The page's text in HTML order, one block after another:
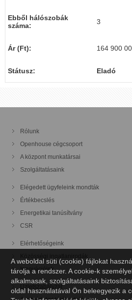
A weboldal süti (cookie) fájlokat
tárolja a rendszer. A cookie-k
alkalmasak, szolgáltatásaink
oldal használatával Ön beleegyezik a
Ebből hálószobák
száma:
3
Ár (Ft): 164 900
Státusz: Eladó
Rólunk
Openhouse cégcsoport
A központ munkatársai
Szolgáltatásaink
Elégedett ügyfeleink mondták
Értékbecslés
Energetikai tanúsítvány
CSR
Elérhetőségeink
Innovációink
Üzletszabályzat